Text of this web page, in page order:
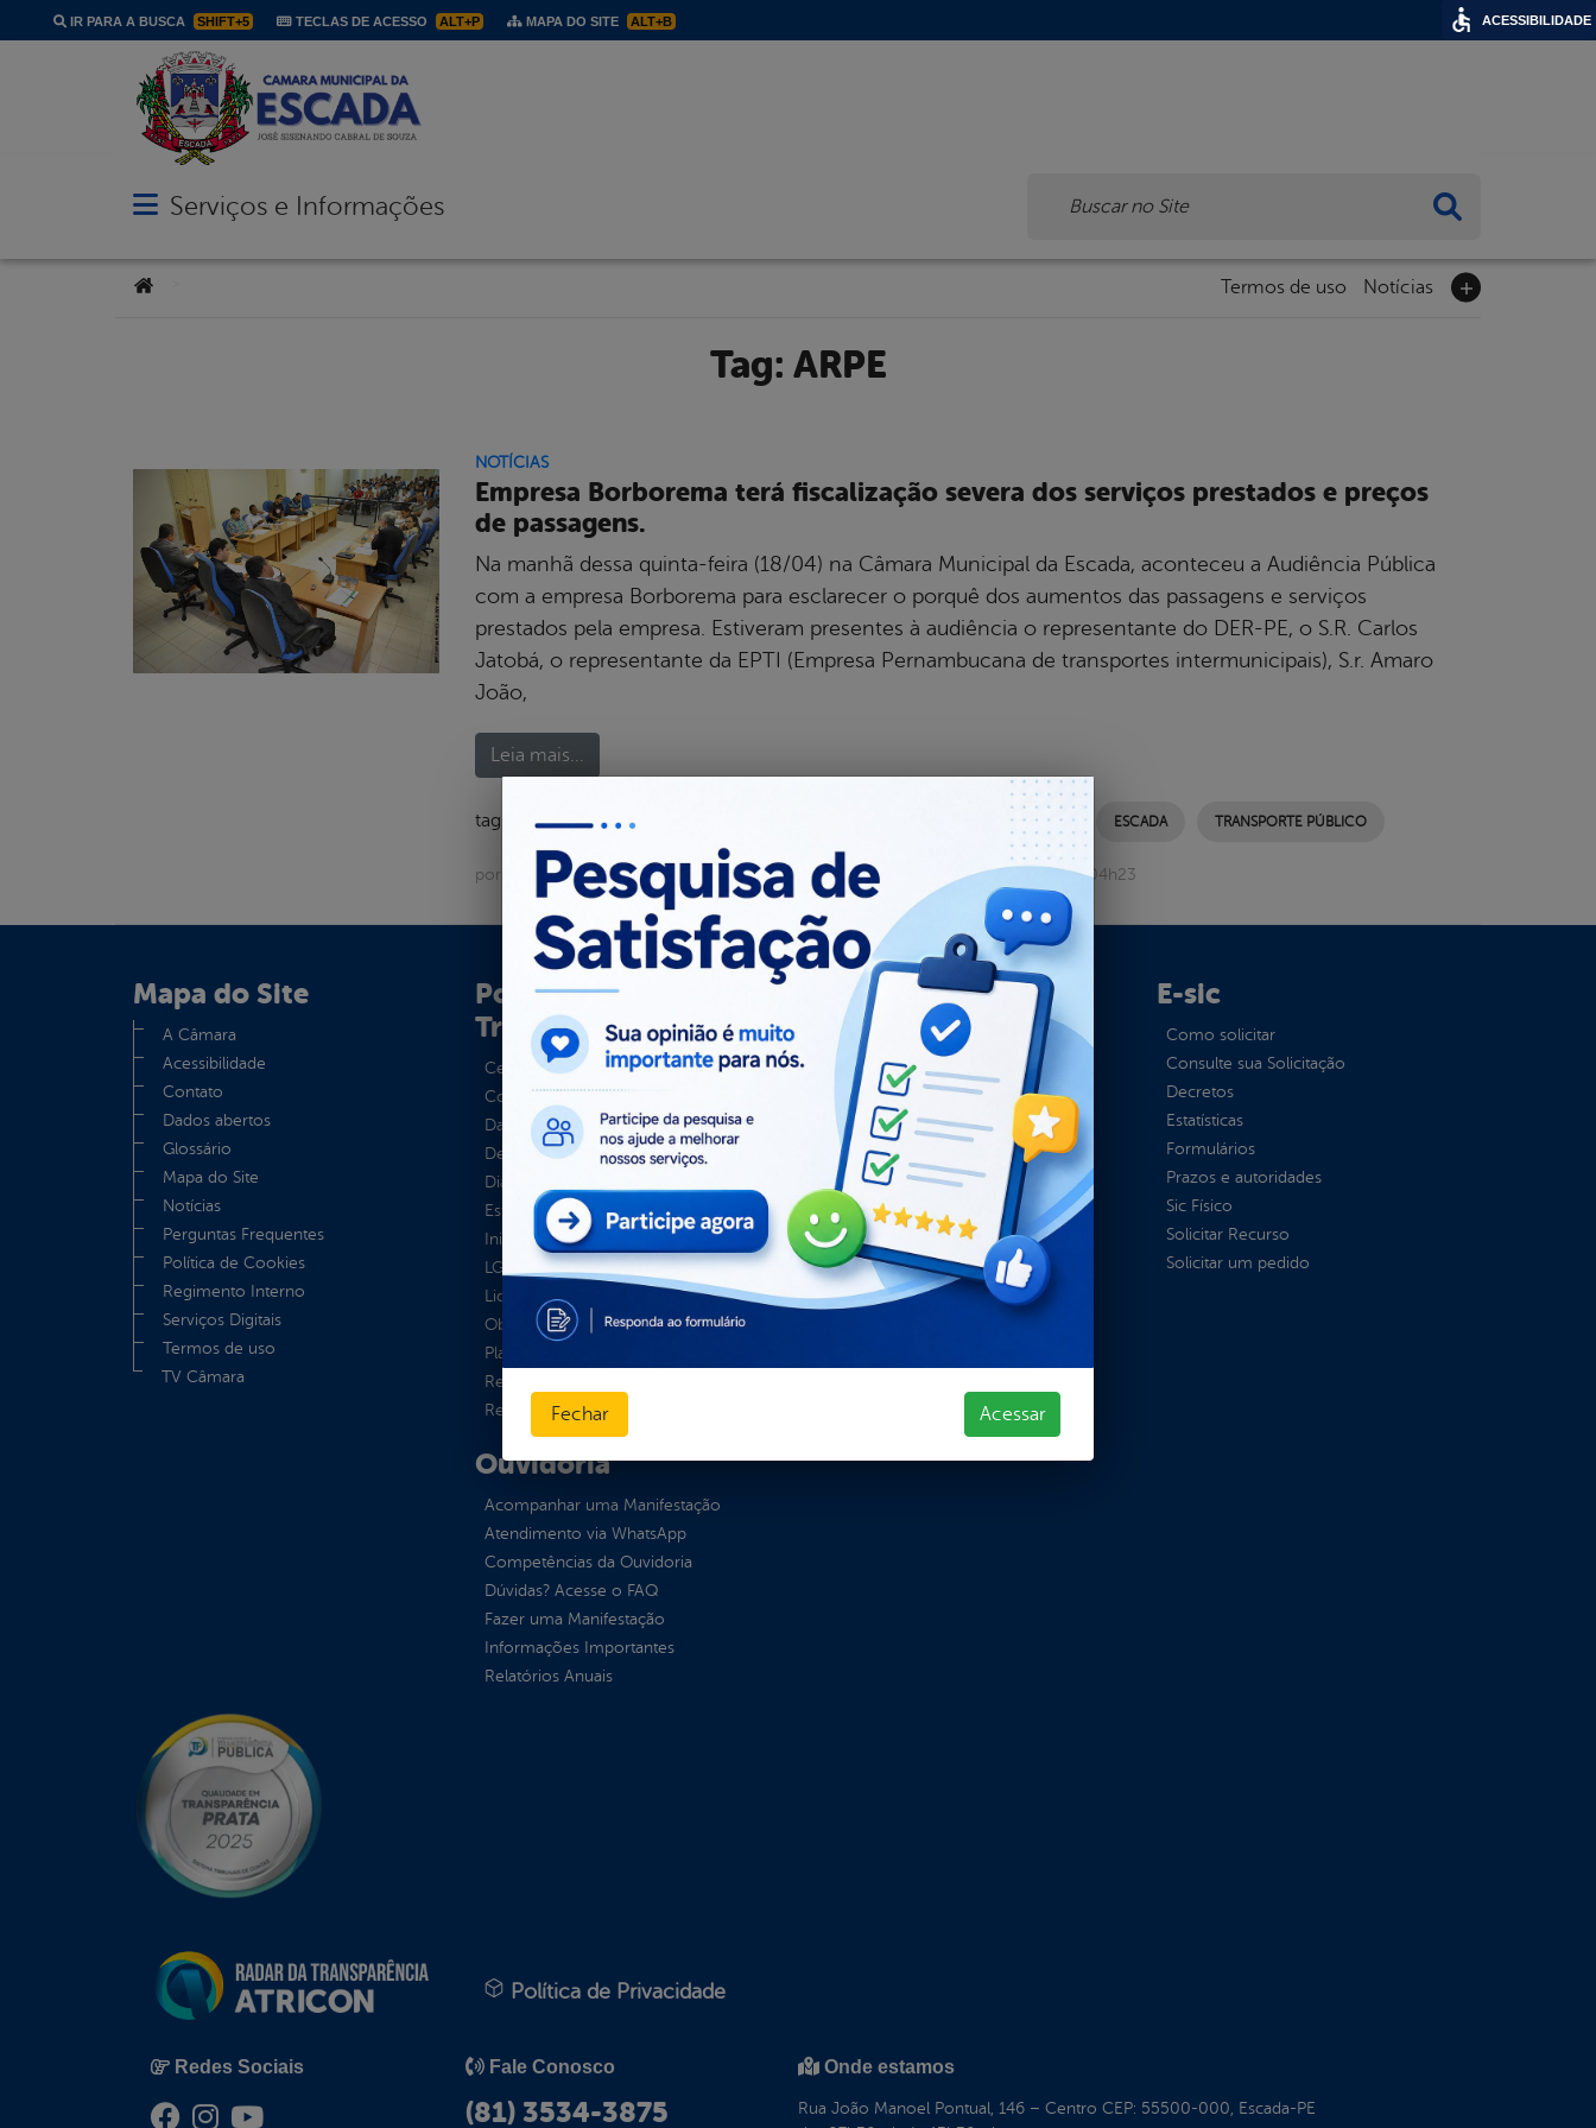
IR PARA A BUSCA SHIFT+5 TECLAS DE ACESSO ALT+P MAPA DO SITE ALT+B
Abrir menu principal de navegação
Serviços e Informações
Você está aqui: Termos de uso Notícias
Tag: ARPE
NOTÍCIAS
Empresa Borborema terá fiscalização severa dos serviços prestados e preços
de passagens.
Na manhã dessa quinta-feira (18/04) na Câmara Municipal da Escada, aconteceu a Audiência Pública
com a empresa Borborema para esclarecer o porquê dos aumentos das passagens e serviços
prestados pela empresa. Estiveram presentes à audiência o representante do DER-PE, o S.R. Carlos
Jatobá, o representante da EPTI (Empresa Pernambucana de transportes intermunicipais), S.r. Amaro
João,
Leia mais...
tags: ARPE AUDIÊNCIA PÚBLICA EPTI ESCADA TRANSPORTE PÚBLICO
por Ascom, publicado em 19/04/2013 04h06, última modificação em 19/04/2013 04h23
Mapa do Site
A Câmara
Acessibilidade
Contato
Dados abertos
Glossário
Mapa do Site
Notícias
Perguntas Frequentes
Política de Cookies
Regimento Interno
Serviços Digitais
Termos de uso
TV Câmara
Portal da
Transparência
Central de Dúvidas
Convênios e Transferências
Dados Abertos
Despesas
Diárias
Estrutura Organizacional
Inicio
LGPD e Governo Digital
Licitações e Contratos
Obras Públicas
Planejamento e Prestação de Contas
Receitas
Recursos Humanos
Carta de Serviços
Administração
Ouvidoria e Serviço de Informação
E-sic
Como solicitar
Consulte sua Solicitação
Decretos
Estatísticas
Formulários
Prazos e autoridades
Sic Físico
Solicitar Recurso
Solicitar um pedido
Ouvidoria
Acompanhar uma Manifestação
Atendimento via WhatsApp
Competências da Ouvidoria
Dúvidas? Acesse o FAQ
Fazer uma Manifestação
Informações Importantes
Relatórios Anuais
Política de Privacidade
Redes Sociais Fale Conosco
(81) 3534-3875
Onde estamos
Rua João Manoel Pontual, 146 – Centro CEP: 55500-000, Escada-PE
Fechar Acessar
ACESSIBILIDADE